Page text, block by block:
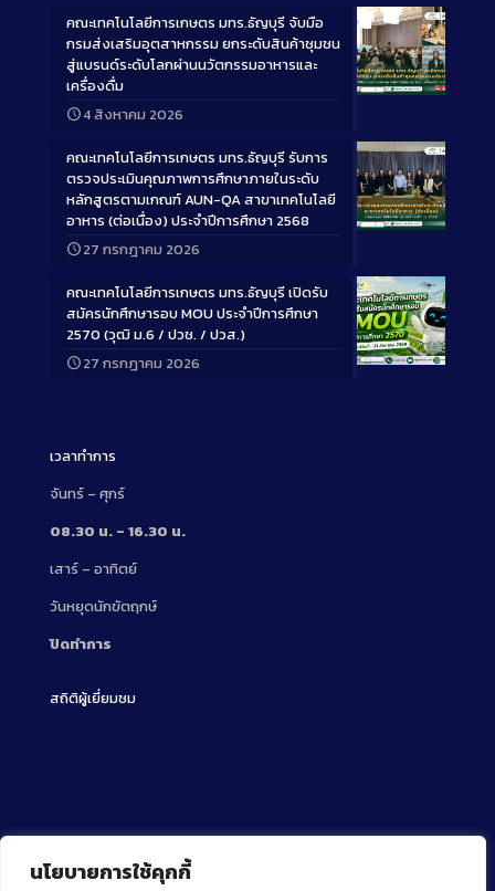
นโยบายการใช้คุกกี้
Long
คณะเทคโนโลยีการเกษตร มทร.ธัญบุรี จับมือ
กรมส่งเสริมอุตสาหกรรม ยกระดับสินค้าชุมชน
สู่แบรนด์ระดับโลกผ่านนวัตกรรมอาหารและ
เครื่องดื่ม
4 สิงหาคม 2026
Long
คณะเทคโนโลยีการเกษตร มทร.ธัญบุรี รับการ
ตรวจประเมินคุณภาพการศึกษาภายในระดับ
หลักสูตรตามเกณฑ์ AUN-QA สาขาเทคโนโลยี
อาหาร (ต่อเนื่อง) ประจำปีการศึกษา 2568
27 กรกฎาคม 2026
Long
คณะเทคโนโลยีการเกษตร มทร.ธัญบุรี เปิดรับ
สมัครนักศึกษารอบ MOU ประจำปีการศึกษา
2570 (วุฒิ ม.6 / ปวช. / ปวส.)
27 กรกฎาคม 2026
เวลาทำการ
จันทร์ – ศุกร์
08.30 น. – 16.30 น.
เสาร์ – อาทิตย์
วันหยุดนักขัตฤกษ์
ปิดทำการ
สถิติผู้เยี่ยมชม